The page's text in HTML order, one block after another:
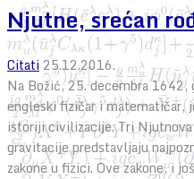
Njutne, srećan
Citati 25.12.2016.
Na Božić, 25. decembra
engleski fizičar i matematičar,
istoriji civilizacije. Tri Njutnova
gravitacije predstavljaju
zakone u fizici. Ove zakone, i